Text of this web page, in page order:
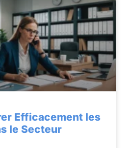
Efficacement les
le Secteur